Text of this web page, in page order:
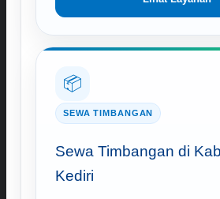
📦
SEWA TIMBANGAN
Sewa Timbangan di
Kediri